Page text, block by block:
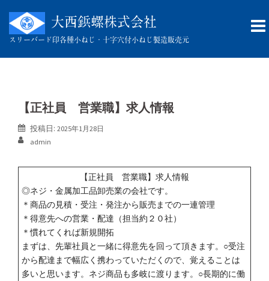
ツ
大西鋲螺株式会社
スリーバード印各種小ねじ・十字穴付小ねじ製造販売元
【正社員 営業職】求人情報
投稿日: 2025年1月28日
admin
【正社員 営業職】求人情報
◎ネジ・金属加工品卸売業の会社です。
＊商品の見積・受注・発注から販売までの一連管理
＊得意先への営業・配達（担当約２０社）
＊慣れてくれば新規開拓
まずは、先輩社員と一緒に得意先を回って頂きます。○受注
から配達まで幅広く携わっていただくので、覚えることは
多いと思います。ネジ商品も多岐に渡ります。○長期的に働